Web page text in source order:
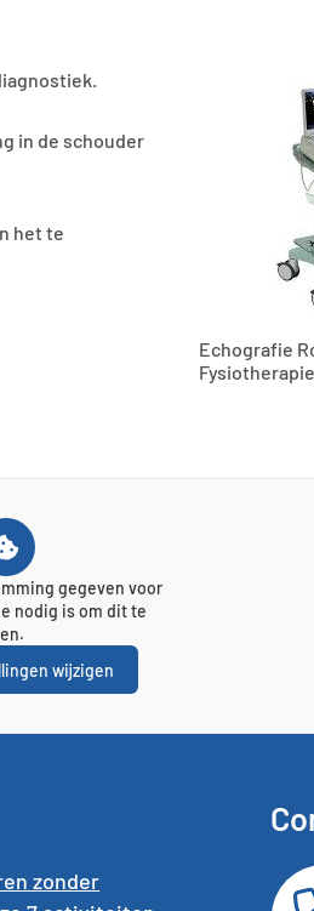
Echografie
in de schouder
het te
gegeven voor
nodig is om dit te
wijzigen
zonder